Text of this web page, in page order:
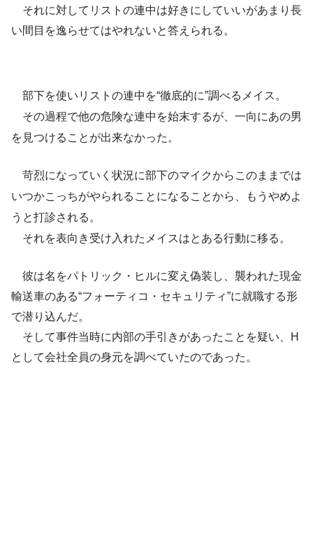
それに対してリストの連中は好きにしていいがあまり長
い間目を逸らせてはやれないと答えられる。
部下を使いリストの連中を“徹底的に”調べるメイス。
その過程で他の危険な連中を始末するが、一向にあの男
を見つけることが出来なかった。
苛烈になっていく状況に部下のマイクからこのままでは
いつかこっちがやられることになることから、もうやめよ
うと打診される。
それを表向き受け入れたメイスはとある行動に移る。
彼は名をパトリック・ヒルに変え偽装し、襲われた現金
輸送車のある“フォーティコ・セキュリティ”に就職する形
で潜り込んだ。
そして事件当時に内部の手引きがあったことを疑い、H
として会社全員の身元を調べていたのであった。